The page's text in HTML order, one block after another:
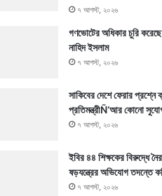
৭ আগস্ট, ২০২৬
গণভোটের অধিকার চুরি
নাহিদ ইসলাম
৭ আগস্ট, ২০২৬
সাকিবের দেশে ফেরার প্রশ্নে
প্রতিমন্ত্রীÑ‘আর কোনো
৭ আগস্ট, ২০২৬
ইবির ৪৪ শিক্ষকের বিরুদ্ধে
ষড়যন্ত্রের অভিযোগ তদন্তে
৭ আগস্ট, ২০২৬